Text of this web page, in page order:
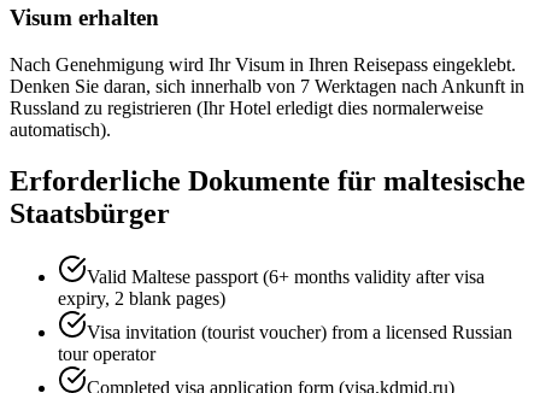
Visum erhalten
Nach Genehmigung wird Ihr Visum in Ihren Reisepass eingeklebt.
Denken Sie daran, sich innerhalb von 7 Werktagen nach Ankunft in
Russland zu registrieren (Ihr Hotel erledigt dies normalerweise
automatisch).
Erforderliche Dokumente für maltesische
Staatsbürger
Valid Maltese passport (6+ months validity after visa
expiry, 2 blank pages)
Visa invitation (tourist voucher) from a licensed Russian
tour operator
Completed visa application form (visa.kdmid.ru)